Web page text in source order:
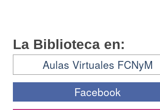
La Biblioteca en:
Aulas Virtuales FCNyM
Facebook